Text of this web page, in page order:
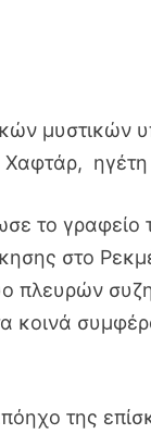
μυστικών
το γραφείο
στο
πλευρών
κοινά
της